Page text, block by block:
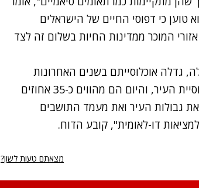
טוען כי דפוסי החיים של הישראלים
המוכר ממדינות החיות בשלום זה לצד
גדלה אוכלוסייתם בשנים האחרונות
באחוזים ניכרים. בשנת 1967 הם היוו רבע מאוכלוסיית העיר, והיום הם מהווים כ-35 אחוזים
גבולות העיר ואת מעמד התושבים
דו-לאומית", קובע הדוח.
מצאתם טעות לשון?